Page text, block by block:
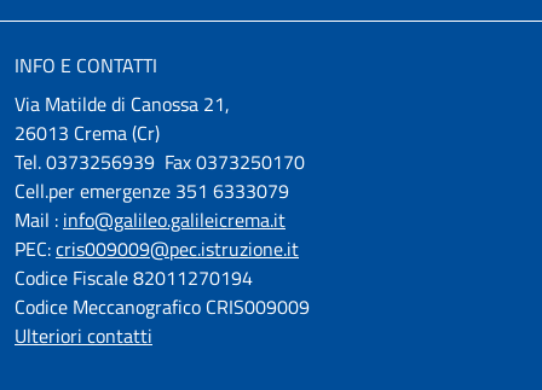
INFO E CONTATTI
Via Matilde di Canossa 21,
26013 Crema (Cr)
Tel. 0373256939 Fax 0373250170
Cell.per emergenze 351 6333079
Mail : info@galileo.galileicrema.it
PEC:cris009009@pec.istruzione.it
Codice Fiscale 82011270194
Codice Meccanografico CRIS009009
Ulteriori contatti